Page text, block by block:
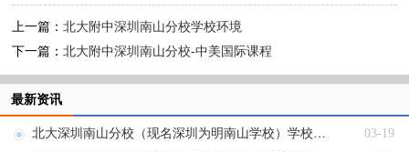
上一篇：北大附中深圳南山分校学校环境
下一篇：北大附中深圳南山分校-中美国际课程
最新资讯
03-19